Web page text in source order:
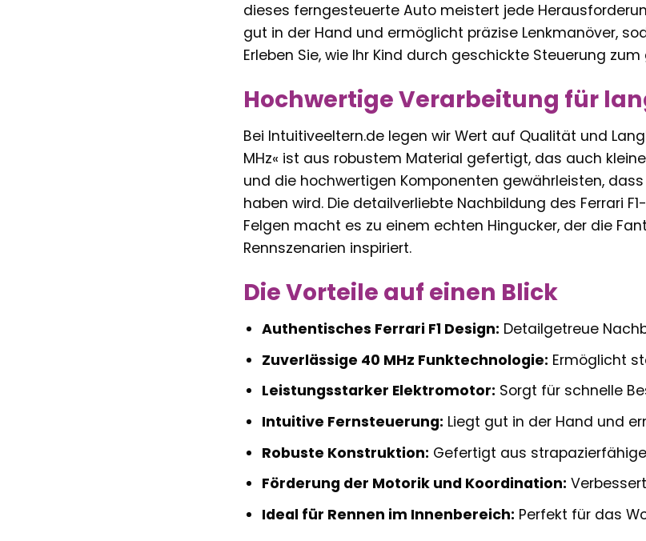
dieses ferngesteuerte Auto meistert jede
gut in der Hand und ermöglicht präzise Lenkmanöver,
Erleben Sie, wie Ihr Kind durch geschickte Steuerung
Hochwertige Verarbeitung für
Bei Intuitiveeltern.de legen wir Wert auf Qualität und
MHz« ist aus robustem Material gefertigt, das auch
und die hochwertigen Komponenten gewährleisten,
haben wird. Die detailverliebte Nachbildung des Ferrari
Felgen macht es zu einem echten Hingucker, der die
Rennszenarien inspiriert.
Die Vorteile auf einen Blick
Authentisches Ferrari F1 Design: Detailgetreue
Zuverlässige 40 MHz Funktechnologie: Ermöglicht
Leistungsstarker Elektromotor: Sorgt für schnelle
Intuitive Fernsteuerung: Liegt gut in der Hand und
Robuste Konstruktion: Gefertigt aus
Förderung der Motorik und Koordination:
Ideal für Rennen im Innenbereich: Perfekt für das